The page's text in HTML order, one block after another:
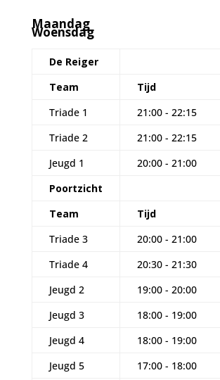
Maandag
Woensdag
De Reiger
Team
Tijd
Triade 1
21:00 - 22:15
Triade 2
21:00 - 22:15
Jeugd 1
20:00 - 21:00
Poortzicht
Team
Tijd
Triade 3
20:00 - 21:00
Triade 4
20:30 - 21:30
Jeugd 2
19:00 - 20:00
Jeugd 3
18:00 - 19:00
Jeugd 4
18:00 - 19:00
Jeugd 5
17:00 - 18:00